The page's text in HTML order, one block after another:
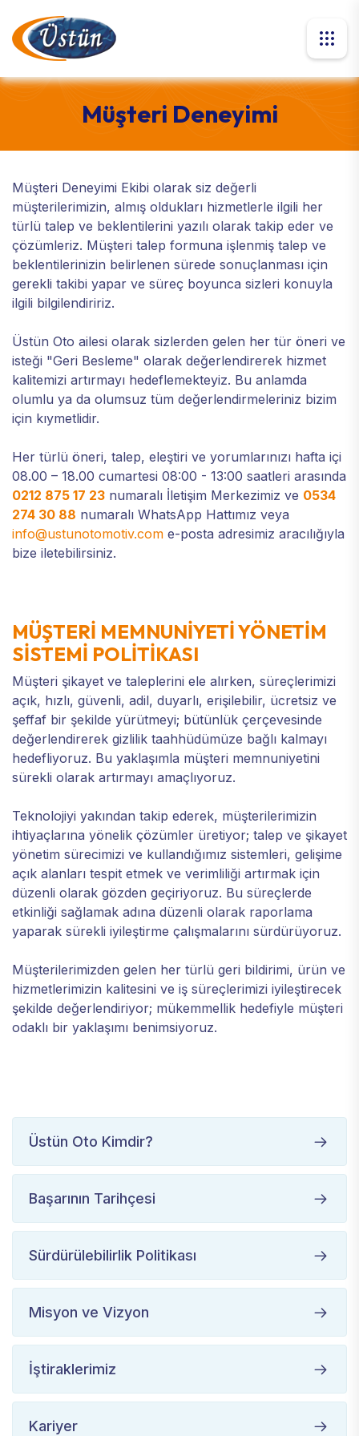
Müşteri Deneyimi
Müşteri Deneyimi Ekibi olarak siz değerli
müşterilerimizin, almış oldukları hizmetlerle ilgili her
türlü talep ve beklentilerini yazılı olarak takip eder ve
çözümleriz. Müşteri talep formuna işlenmiş talep ve
beklentilerinizin belirlenen sürede sonuçlanması için
gerekli takibi yapar ve süreç boyunca sizleri konuyla
ilgili bilgilendiririz.
Üstün Oto ailesi olarak sizlerden gelen her tür öneri ve
isteği "Geri Besleme" olarak değerlendirerek hizmet
kalitemizi artırmayı hedeflemekteyiz. Bu anlamda
olumlu ya da olumsuz tüm değerlendirmeleriniz bizim
için kıymetlidir.
Her türlü öneri, talep, eleştiri ve yorumlarınızı hafta içi
08.00 – 18.00 cumartesi 08:00 - 13:00 saatleri arasında
0212 875 17 23 numaralı İletişim Merkezimiz ve 0534
274 30 88 numaralı WhatsApp Hattımız veya
info@ustunotomotiv.com e-posta adresimiz aracılığıyla
bize iletebilirsiniz.
MÜŞTERİ MEMNUNİYETİ YÖNETİM
SİSTEMİ POLİTİKASI
Müşteri şikayet ve taleplerini ele alırken, süreçlerimizi
açık, hızlı, güvenli, adil, duyarlı, erişilebilir, ücretsiz ve
şeffaf bir şekilde yürütmeyi; bütünlük çerçevesinde
değerlendirerek gizlilik taahhüdümüze bağlı kalmayı
hedefliyoruz. Bu yaklaşımla müşteri memnuniyetini
sürekli olarak artırmayı amaçlıyoruz.
Teknolojiyi yakından takip ederek, müşterilerimizin
ihtiyaçlarına yönelik çözümler üretiyor; talep ve şikayet
yönetim sürecimizi ve kullandığımız sistemleri, gelişime
açık alanları tespit etmek ve verimliliği artırmak için
düzenli olarak gözden geçiriyoruz. Bu süreçlerde
etkinliği sağlamak adına düzenli olarak raporlama
yaparak sürekli iyileştirme çalışmalarını sürdürüyoruz.
Müşterilerimizden gelen her türlü geri bildirimi, ürün ve
hizmetlerimizin kalitesini ve iş süreçlerimizi iyileştirecek
şekilde değerlendiriyor; mükemmellik hedefiyle müşteri
odaklı bir yaklaşımı benimsiyoruz.
Üstün Oto Kimdir?
Başarının Tarihçesi
Sürdürülebilirlik Politikası
Misyon ve Vizyon
İştiraklerimiz
Kariyer